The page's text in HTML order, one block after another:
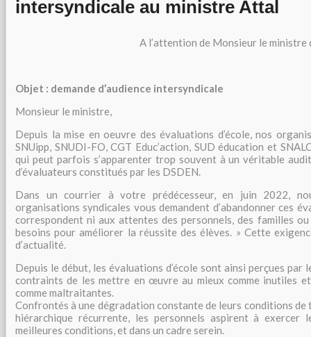
intersyndicale au ministre Attal
A l’attention de Monsieur le ministre
Objet : demande d’audience intersyndicale
Monsieur le ministre,
Depuis la mise en oeuvre des évaluations d’école, nos
SNUipp, SNUDI-FO, CGT Educ’action, SUD éducation et
qui peut parfois s’apparenter trop souvent à un véritable
d’évaluateurs constitués par les DSDEN.
Dans un courrier à votre prédécesseur, en juin 2022,
organisations syndicales vous demandent d’abandonner ces
correspondent ni aux attentes des personnels, des familles
besoins pour améliorer la réussite des élèves. » Cette
d’actualité.
Depuis le début, les évaluations d’école sont ainsi perçues par
contraints de les mettre en œuvre au mieux comme inutiles
comme maltraitantes.
Confrontés à une dégradation constante de leurs conditions de
hiérarchique récurrente, les personnels aspirent à exercer
meilleures conditions, et dans un cadre serein.